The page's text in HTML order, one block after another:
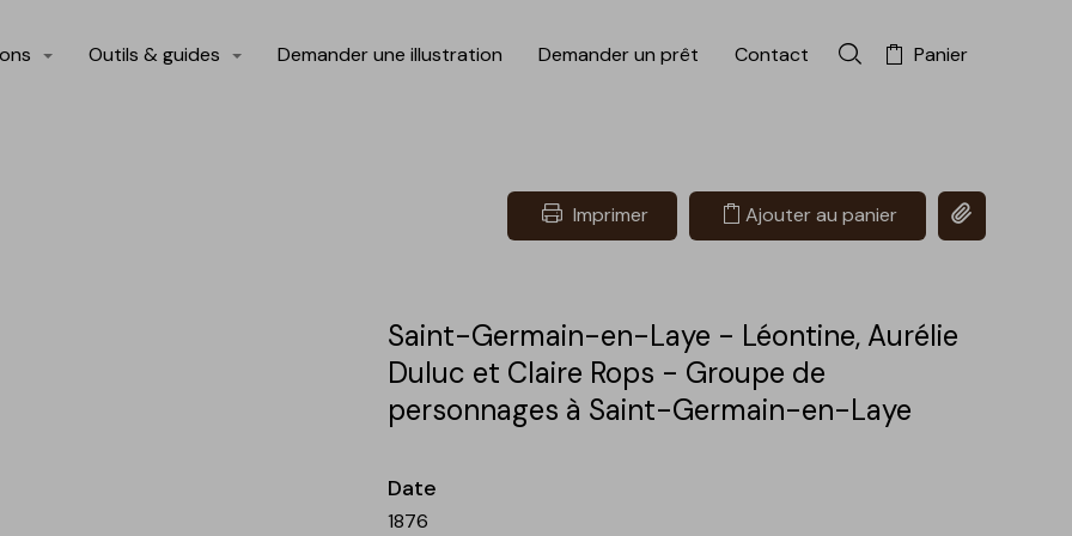
Outils & guides Demander une illustration Demander un prêt Contact Rechercher dans la
Panier
Imprimer Ajouter au panier Copier le lien
Saint-Germain-en-Laye - Léontine, Aurélie
Duluc et Claire Rops - Groupe de
personnages à Saint-Germain-en-Laye
Date
1876